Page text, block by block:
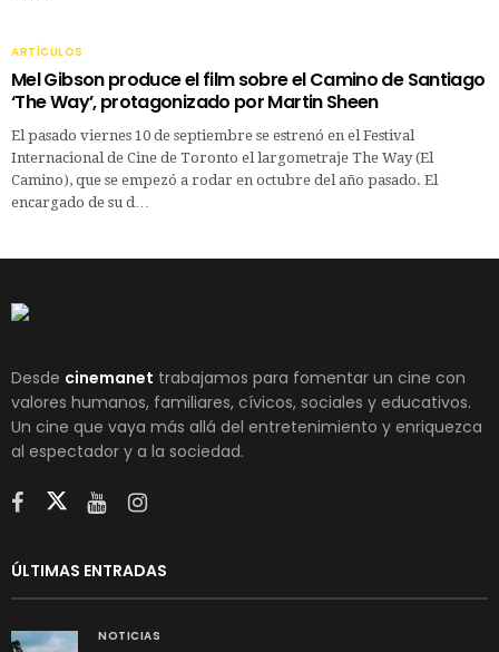
ARTÍCULOS
Mel Gibson produce el film sobre el Camino de Santiago
‘The Way’, protagonizado por Martin Sheen
El pasado viernes 10 de septiembre se estrenó en el Festival
Internacional de Cine de Toronto el largometraje The Way (El
Camino), que se empezó a rodar en octubre del año pasado. El
encargado de su d…
Desde cinemanet trabajamos para fomentar un cine con
valores humanos, familiares, cívicos, sociales y educativos.
Un cine que vaya más allá del entretenimiento y enriquezca
al espectador y a la sociedad.
ÚLTIMAS ENTRADAS
NOTICIAS